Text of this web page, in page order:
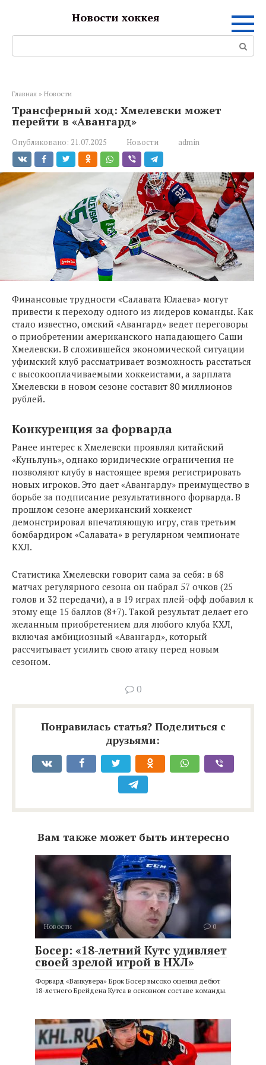
Новости хоккея
Поиск:
Главная » Новости
Трансферный ход: Хмелевски может
перейти в «Авангард»
Опубликовано: 21.07.2025 Новости admin
Финансовые трудности «Салавата Юлаева» могут
привести к переходу одного из лидеров команды. Как
стало известно, омский «Авангард» ведет переговоры
о приобретении американского нападающего Саши
Хмелевски. В сложившейся экономической ситуации
уфимский клуб рассматривает возможность расстаться
с высокооплачиваемыми хоккеистами, а зарплата
Хмелевски в новом сезоне составит 80 миллионов
рублей.
Конкуренция за форварда
Ранее интерес к Хмелевски проявлял китайский
«Куньлунь», однако юридические ограничения не
позволяют клубу в настоящее время регистрировать
новых игроков. Это дает «Авангарду» преимущество в
борьбе за подписание результативного форварда. В
прошлом сезоне американский хоккеист
демонстрировал впечатляющую игру, став третьим
бомбардиром «Салавата» в регулярном чемпионате
КХЛ.
Статистика Хмелевски говорит сама за себя: в 68
матчах регулярного сезона он набрал 57 очков (25
голов и 32 передачи), а в 19 играх плей-офф добавил к
этому еще 15 баллов (8+7). Такой результат делает его
желанным приобретением для любого клуба КХЛ,
включая амбициозный «Авангард», который
рассчитывает усилить свою атаку перед новым
сезоном.
0
Понравилась статья? Поделиться с
друзьями:
Вам также может быть интересно
Новости 0
Босер: «18-летний Кутс удивляет
своей зрелой игрой в НХЛ»
Форвард «Ванкувера» Брок Босер высоко оценил дебют
18-летнего Брейдена Кутса в основном составе команды.